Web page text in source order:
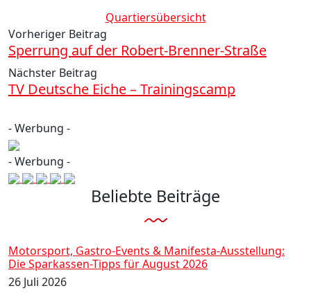
Quartiersübersicht
Vorheriger Beitrag
Sperrung auf der Robert-Brenner-Straße
Nächster Beitrag
TV Deutsche Eiche – Trainingscamp
- Werbung -
- Werbung -
Beliebte Beiträge
Motorsport, Gastro-Events & Manifesta-Ausstellung:
Die Sparkassen-Tipps für August 2026
26 Juli 2026